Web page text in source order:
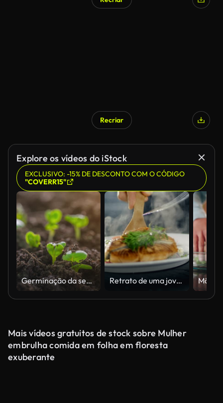
Recriar
Explore os vídeos do iStock
EXCLUSIVO: -15% DE DESCONTO COM O CÓDIGO
"COVERR15"
Germinação da semente e lapso de tempo com macro do alargamento da lente Retrato de uma jovem mulher Chef sorrindo enquanto cozinha em uma cozinha moderna.
Mais vídeos gratuitos de stock sobre Mulher
embrulha comida em folha em floresta
exuberante